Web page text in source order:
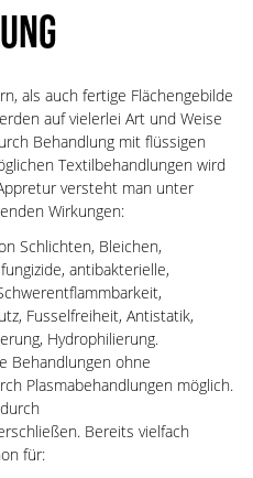
als auch fertige Flächengebilde
auf vielerlei Art und Weise
Behandlung mit flüssigen
Textilbehandlungen wird
versteht man unter
Wirkungen:
Schlichten, Bleichen,
antibakterielle,
Fusselfreiheit, Antistatik,
Hydrophilierung.
Behandlungen ohne
Plasmabehandlungen möglich.
Bereits vielfach
für: